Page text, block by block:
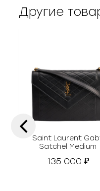
Другие
Saint Laurent
Satchel Medium
135 000 ₽
‹